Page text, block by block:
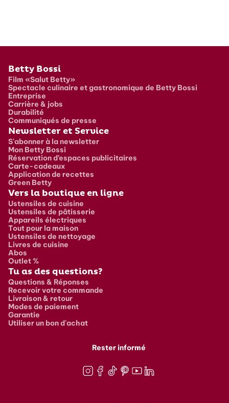
Pied de page
Betty Bossi
Film «Salut Betty»
Spectacle culinaire et gastronomique de Betty Bossi
Entreprise
Carrière & jobs
Durabilité
Communiqués de presse
Newsletter et Service
S'abonner à la newsletter
Mon Betty Bossi
Réservation d’espaces publicitaires
Carte-cadeaux
Application de recettes
Green Betty
Vers la boutique en ligne
Ustensiles de cuisine
Ustensiles de pâtisserie
Appareils électriques
Tout pour la maison
Ustensiles de nettoyage
Livres de cuisine
Abos
Outlet %
Tu as des questions?
Questions & Réponses
Recevoir votre commande
Livraison & retour
Modes de paiement
Garantie
Utiliser un bon d'achat
Rester informé